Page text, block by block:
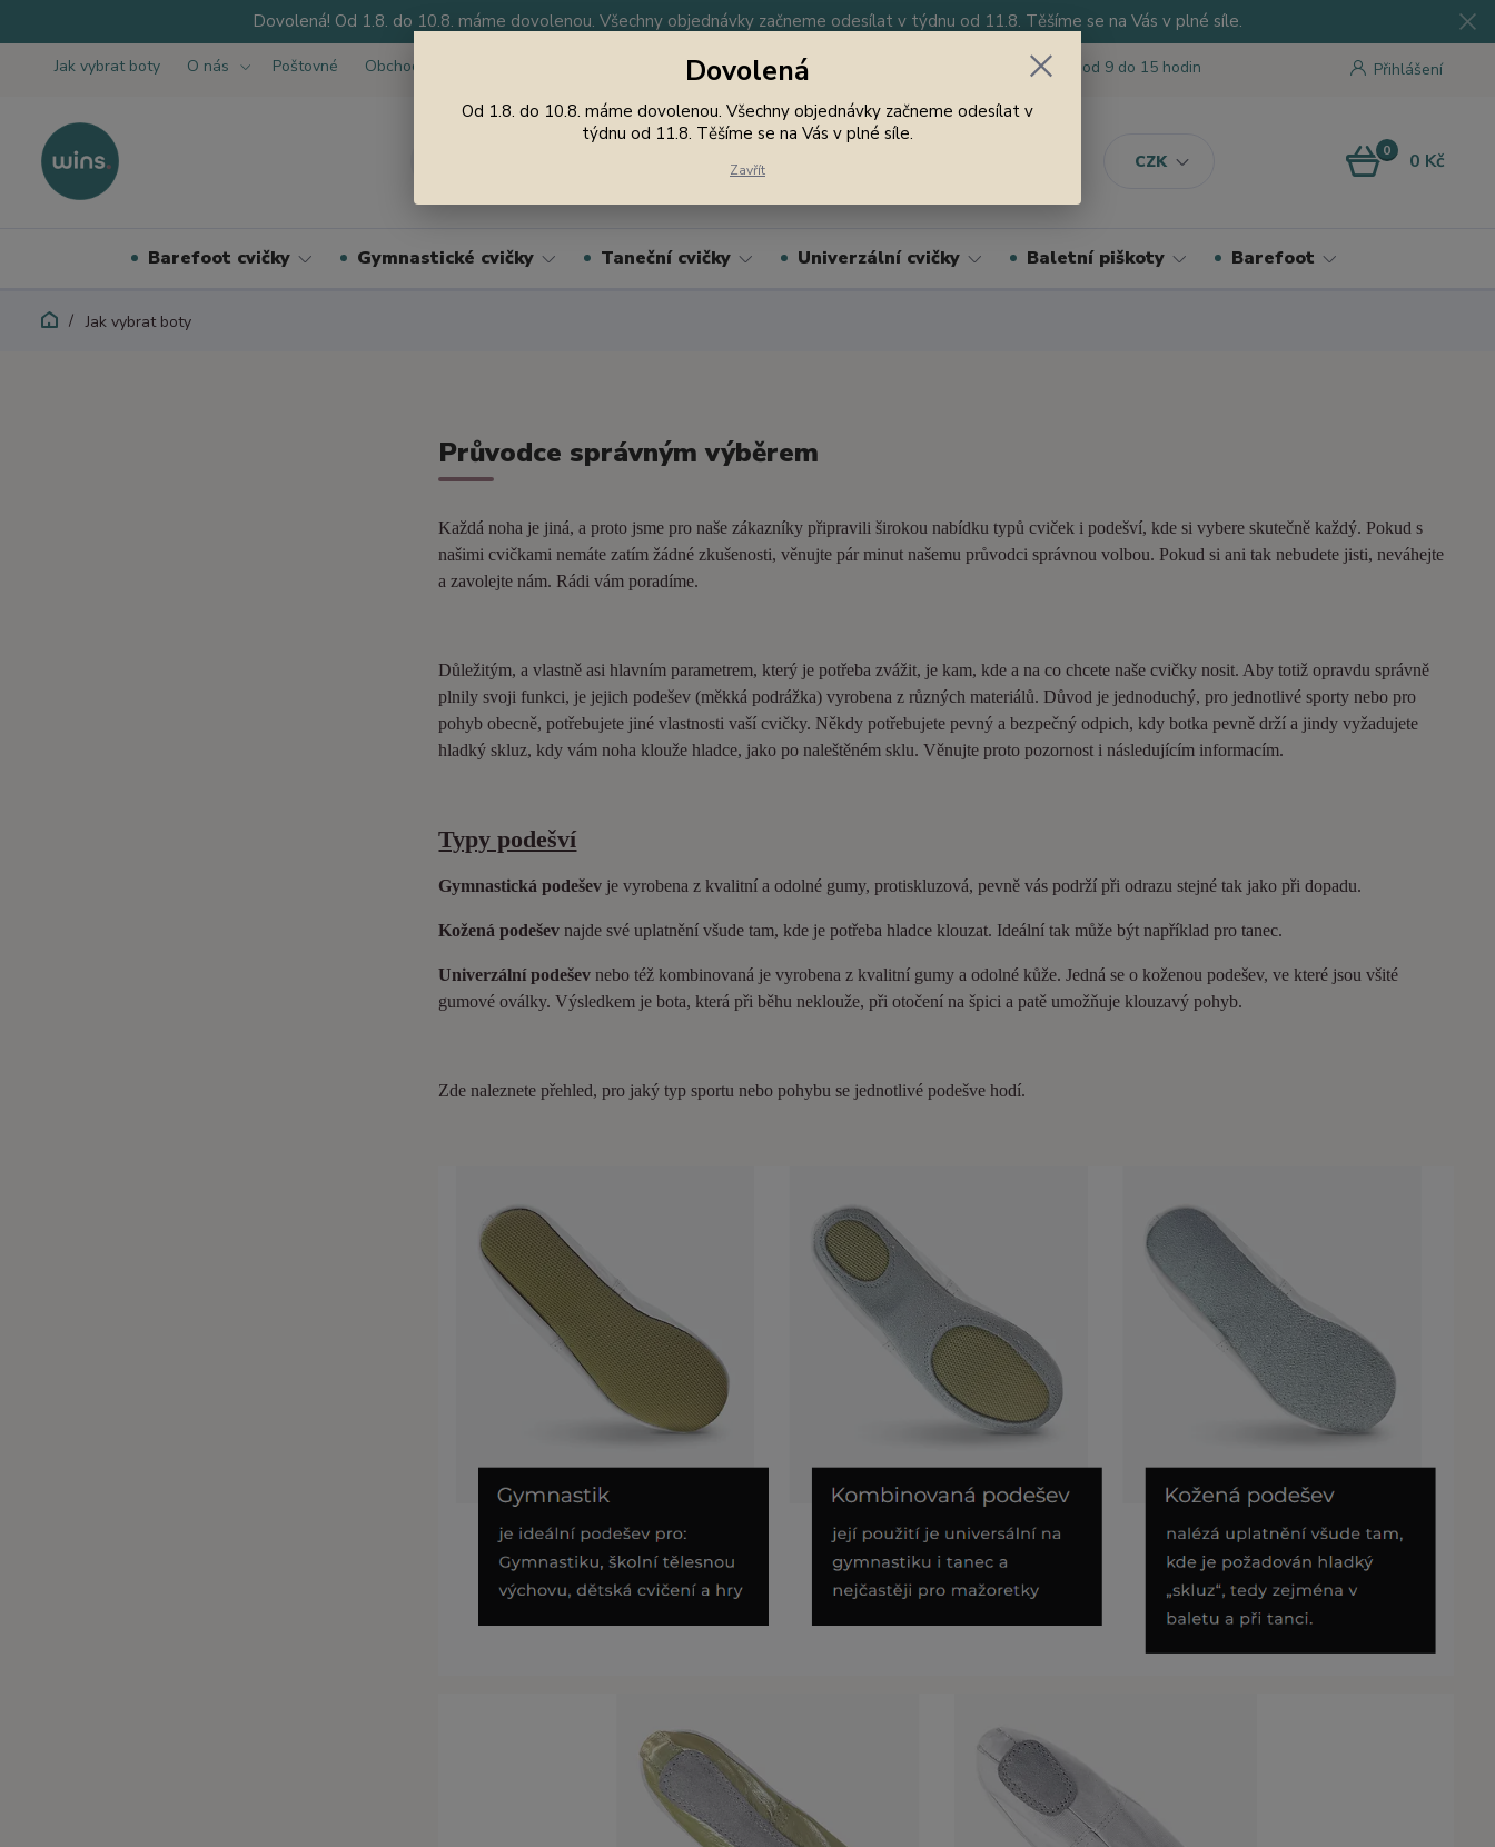
Dovolená! Od 1.8. do 10.8. máme dovolenou. Všechny objednávky začneme odesílat v týdnu od 11.8. Těšíme se na Vás v plné síle.
Jak vybrat boty O nás Poštovné Obchodní podmínky
CZK
Přihlášení
Nevíte si rady? Zavolejte. Jsme tu pro Vás od 9 do 15 hodin
0 0 Kč
Barefoot cvičky Gymnastické cvičky Taneční cvičky Univerzální cvičky Baletní piškoty Barefoot
Jak vybrat boty
Průvodce správným výběrem
Každá noha je jiná, a proto jsme pro naše zákazníky připravili širokou nabídku typů cviček i podešví, kde si vybere skutečně každý. Pokud s
našimi cvičkami nemáte zatím žádné zkušenosti, věnujte pár minut našemu průvodci správnou volbou. Pokud si ani tak nebudete jisti, neváhejte
a zavolejte nám. Rádi vám poradíme.
Důležitým, a vlastně asi hlavním parametrem, který je potřeba zvážit, je kam, kde a na co chcete naše cvičky nosit. Aby totiž opravdu správně
plnily svoji funkci, je jejich podešev (měkká podrážka) vyrobena z různých materiálů. Důvod je jednoduchý, pro jednotlivé sporty nebo pro
pohyb obecně, potřebujete jiné vlastnosti vaší cvičky. Někdy potřebujete pevný a bezpečný odpich, kdy botka pevně drží a jindy vyžadujete
hladký skluz, kdy vám noha klouže hladce, jako po naleštěném sklu. Věnujte proto pozornost i následujícím informacím.
Typy podešví
Gymnastická podešev je vyrobena z kvalitní a odolné gumy, protiskluzová, pevně vás podrží při odrazu stejné tak jako při dopadu.
Kožená podeševnajde své uplatnění všude tam, kde je potřeba hladce klouzat. Ideální tak může být například pro tanec.
Univerzální podešev nebo též kombinovaná je vyrobena z kvalitní gumy a odolné kůže. Jedná se o koženou podešev, ve které jsou všité
gumové oválky. Výsledkem je bota, která při běhu neklouže, při otočení na špici a patě umožňuje klouzavý pohyb.
Zde naleznete přehled, pro jaký typ sportu nebo pohybu se jednotlivé podešve hodí.
Dovolená
Od 1.8. do 10.8. máme dovolenou. Všechny objednávky začneme odesílat v
týdnu od 11.8. Těšíme se na Vás v plné síle.
Zavřít